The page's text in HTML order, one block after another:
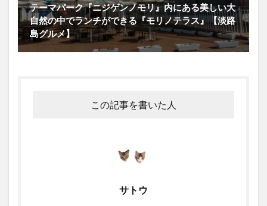
テーマパーク『ニジゲンノモリ』内にある美しい大
自然の中でランチができる『モリノテラス』【淡路
島グルメ】
この記事を書いた人
サトウ